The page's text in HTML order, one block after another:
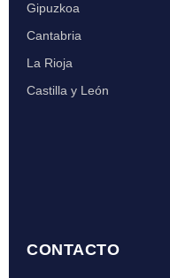
Gipuzkoa
Cantabria
La Rioja
Castilla y León
CONTACTO